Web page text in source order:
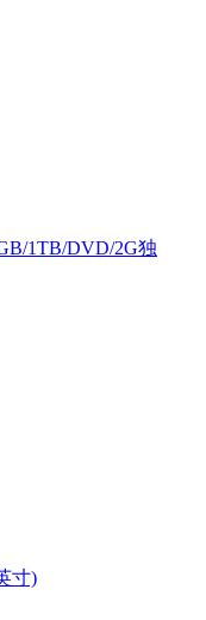
1TB/DVD/2G独
寸)